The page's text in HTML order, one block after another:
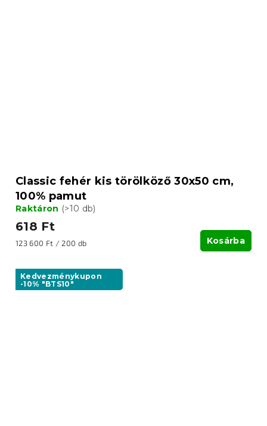
Classic fehér kis törölköző 30x50 cm,
100% pamut
Raktáron (>10 db)
618 Ft
Egységár:
123 600 Ft / 200 db Kosárba
Kedvezménykupon
-10% "BTS10"